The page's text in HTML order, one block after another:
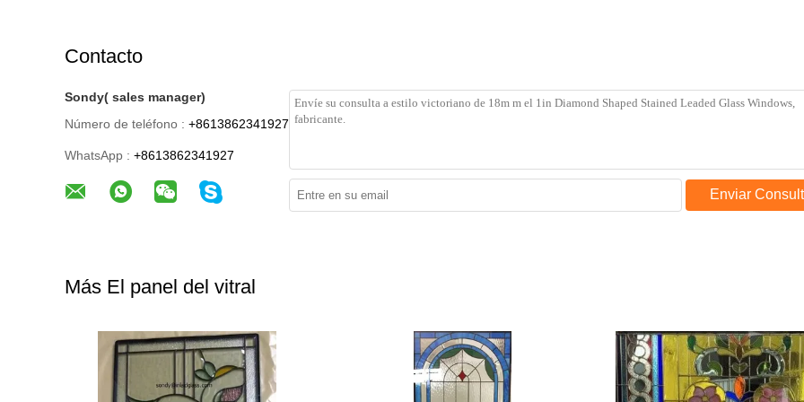
Contacto
Sondy( sales manager)
Número de teléfono : +8613862341927
WhatsApp : +8613862341927
Enviar
Más El panel del vitral